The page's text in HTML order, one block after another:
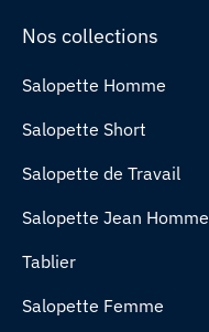
Nos collections
Salopette Homme
Salopette Short
Salopette de Travail
Salopette Jean Homme
Tablier
Salopette Femme